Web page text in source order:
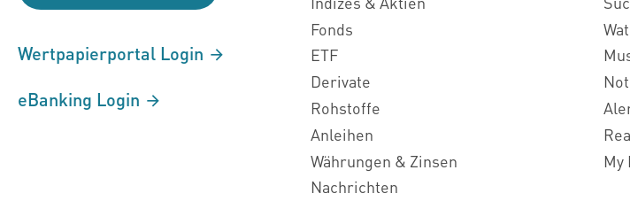
Wertpapierportal Login
eBanking Login
Fonds
ETF
Derivate
Rohstoffe
Anleihen
Währungen & Zinsen
Nachrichten
My